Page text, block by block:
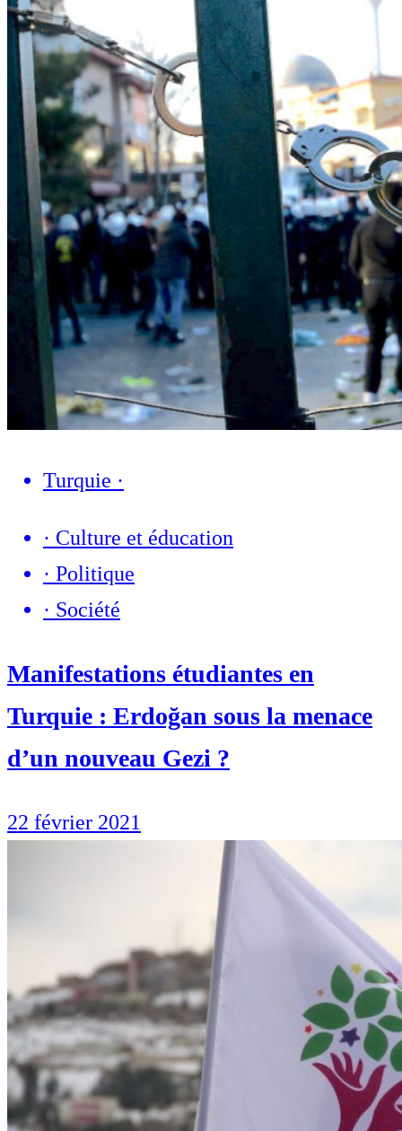
Turquie ·
· Culture et éducation
· Politique
· Société
Manifestations étudiantes en
Turquie : Erdoğan sous la menace
d’un nouveau Gezi ?
22 février 2021